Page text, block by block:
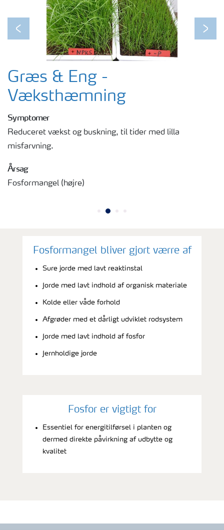
Previous Next
Græs & Eng -
Væksthæmning
Symptomer
Reduceret vækst og buskning, til tider med lilla
misfarvning.
Årsag
Fosformangel (højre)
Fosformangel bliver gjort værre af
Sure jorde med lavt reaktinstal
Jorde med lavt indhold af organisk materiale
Kolde eller våde forhold
Afgrøder med et dårligt udviklet rodsystem
Jorde med lavt indhold af fosfor
Jernholdige jorde
Fosfor er vigtigt for
Essentiel for energitilførsel i planten og
dermed direkte påvirkning af udbytte og
kvalitet